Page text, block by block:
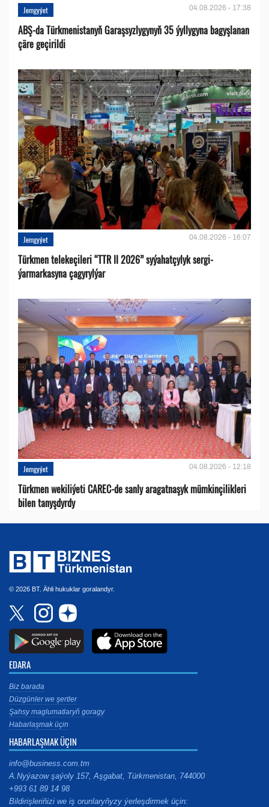
Jemgyýet 04.08.2026 - 17:38
ABŞ-da Türkmenistanyň Garaşsyzlygynyň 35 ýyllygyna bagyşlanan
çäre geçirildi
Jemgyýet 04.08.2026 - 16:07
Türkmen telekeçileri “TTR II 2026” syýahatçylyk sergi-
ýarmarkasyna çagyrylýar
Jemgyýet 04.08.2026 - 12:18
Türkmen wekiliýeti CAREC-de sanly aragatnaşyk mümkinçilikleri
bilen tanyşdyrdy
© 2026 BT. Ähli hukuklar goralandyr.
EDARA
Biz barada
Düzgünler we şertler
Şahsy maglumatlaryň goragy
Habarlaşmak üçin
HABARLAŞMAK ÜÇIN
info@business.com.tm
A.Nyýazow şaýoly 157, Aşgabat, Türkmenistan, 744000
+993 61 89 14 98
Bildirişleriňizi we iş orunlaryňyzy ýerleşdirmek üçin: